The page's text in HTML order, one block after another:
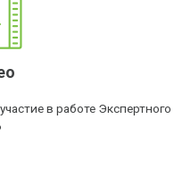
в работе Экспертного